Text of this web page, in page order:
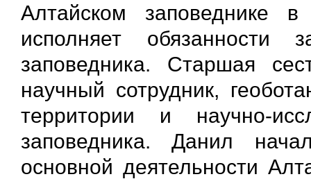
Алтайском
исполняет обязанности
заповедника. Старшая
научный сотрудник,
территории и научно-
заповедника. Данил
основной деятельности